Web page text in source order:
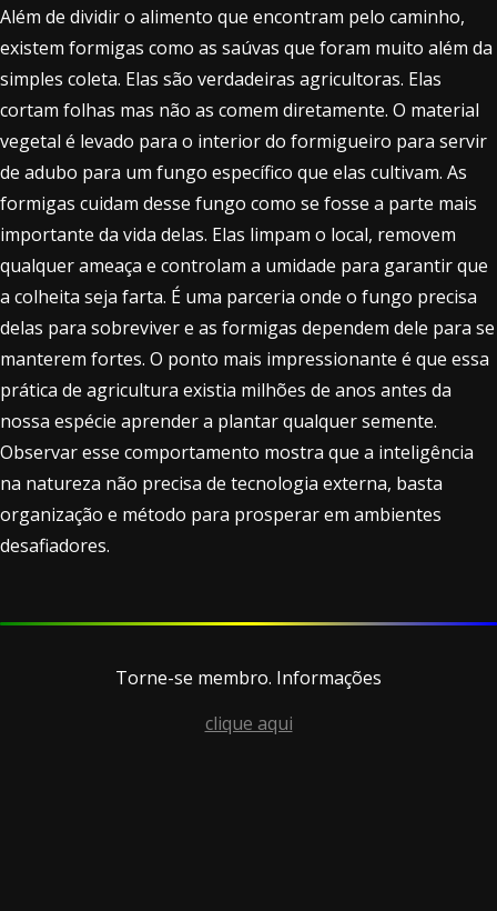
Além de dividir o alimento que encontram pelo caminho,
existem formigas como as saúvas que foram muito além da
simples coleta. Elas são verdadeiras agricultoras. Elas
cortam folhas mas não as comem diretamente. O material
vegetal é levado para o interior do formigueiro para servir
de adubo para um fungo específico que elas cultivam. As
formigas cuidam desse fungo como se fosse a parte mais
importante da vida delas. Elas limpam o local, removem
qualquer ameaça e controlam a umidade para garantir que
a colheita seja farta. É uma parceria onde o fungo precisa
delas para sobreviver e as formigas dependem dele para se
manterem fortes. O ponto mais impressionante é que essa
prática de agricultura existia milhões de anos antes da
nossa espécie aprender a plantar qualquer semente.
Observar esse comportamento mostra que a inteligência
na natureza não precisa de tecnologia externa, basta
organização e método para prosperar em ambientes
desafiadores.
Torne-se membro. Informações
clique aqui